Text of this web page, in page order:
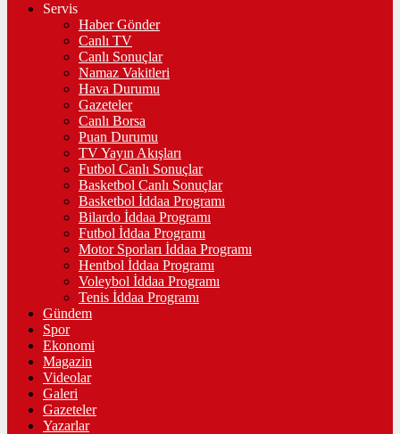
Servis
Haber Gönder
Canlı TV
Canlı Sonuçlar
Namaz Vakitleri
Hava Durumu
Gazeteler
Canlı Borsa
Puan Durumu
TV Yayın Akışları
Futbol Canlı Sonuçlar
Basketbol Canlı Sonuçlar
Basketbol İddaa Programı
Bilardo İddaa Programı
Futbol İddaa Programı
Motor Sporları İddaa Programı
Hentbol İddaa Programı
Voleybol İddaa Programı
Tenis İddaa Programı
Gündem
Spor
Ekonomi
Magazin
Videolar
Galeri
Gazeteler
Yazarlar